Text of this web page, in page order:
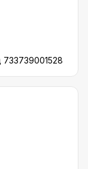
733739001528